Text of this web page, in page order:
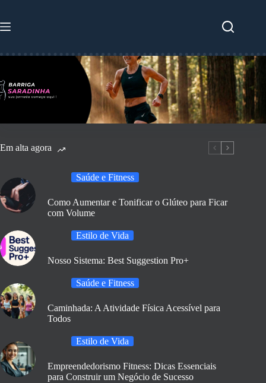
o
Em alta agora
Saúde e Fitness
Como Aumentar e Tonificar o Glúteo para Ficar
com Volume
Estilo de Vida
Nosso Sistema: Best Suggestion Pro+
Saúde e Fitness
Caminhada: A Atividade Física Acessível para
Todos
Estilo de Vida
Empreendedorismo Fitness: Dicas Essenciais
para Construir um Negócio de Sucesso